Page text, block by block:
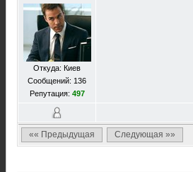
Откуда: Киев
Сообщений: 136
Репутация: 497
«« Предыдущая Следующая »»